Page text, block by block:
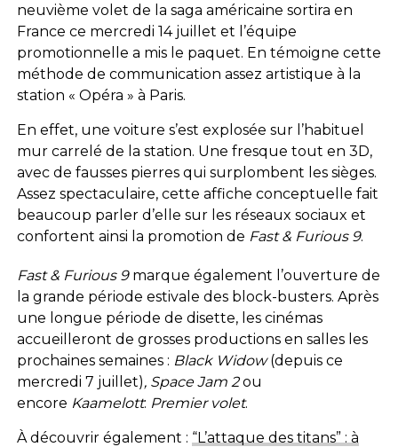
neuvième volet de la saga américaine sortira en
France ce mercredi 14 juillet et l’équipe
promotionnelle a mis le paquet. En témoigne cette
méthode de communication assez artistique à la
station « Opéra » à Paris.
En effet, une voiture s’est explosée sur l’habituel
mur carrelé de la station. Une fresque tout en 3D,
avec de fausses pierres qui surplombent les sièges.
Assez spectaculaire, cette affiche conceptuelle fait
beaucoup parler d’elle sur les réseaux sociaux et
confortent ainsi la promotion de Fast & Furious 9.
Fast & Furious 9marque également l’ouverture de
la grande période estivale des block-busters. Après
une longue période de disette, les cinémas
accueilleront de grosses productions en salles les
prochaines semaines : Black Widow(depuis ce
mercredi 7 juillet), Space Jam 2ou
encore Kaamelott: Premier volet.
À découvrir également : “L’attaque des titans” : à